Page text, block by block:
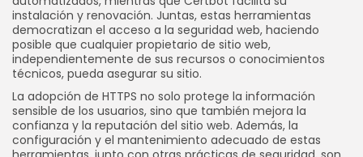
instalación y renovación. Juntas, estas herramientas
democratizan el acceso a la seguridad web, haciendo
posible que cualquier propietario de sitio web,
independientemente de sus recursos o conocimientos
técnicos, pueda asegurar su sitio.
La adopción de HTTPS no solo protege la información
sensible de los usuarios, sino que también mejora la
confianza y la reputación del sitio web. Además, la
configuración y el mantenimiento adecuado de estas